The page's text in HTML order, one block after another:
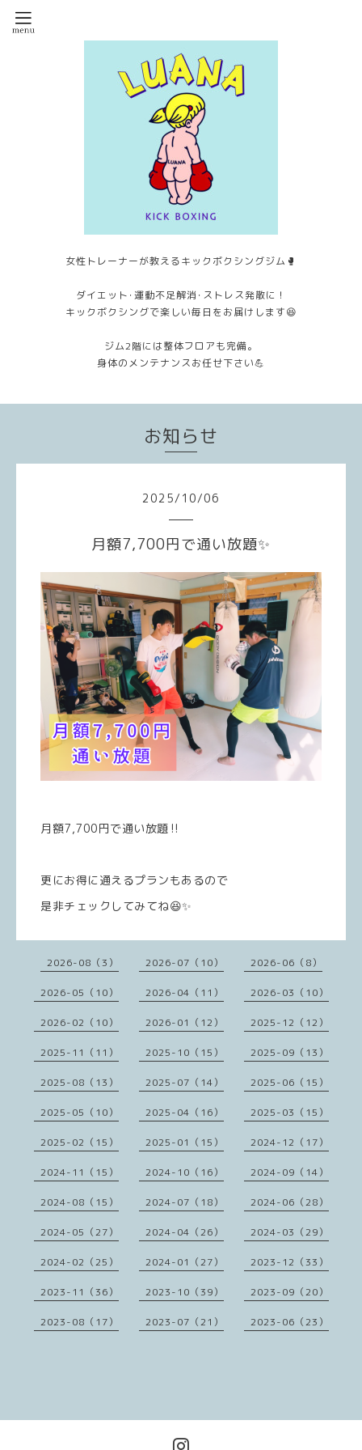
女性トレーナーが教えるキックボクシングジム🥊
ダイエット･運動不足解消･ストレス発散に！
キックボクシングで楽しい毎日をお届けします😆
ジム2階には整体フロアも完備。
身体のメンテナンスお任せ下さい💪
お知らせ
2025/ 10/06
月額7,700円で通い放題✨
月額7,700円で通い放題‼️
更にお得に通えるプランもあるので
是非チェックしてみてね😆✨
2026-08（3） 2026-07（10） 2026-06（8）
2026-05（10） 2026-04（11） 2026-03（10）
2026-02（10） 2026-01（12） 2025-12（12）
2025-11（11） 2025-10（15） 2025-09（13）
2025-08（13） 2025-07（14） 2025-06（15）
2025-05（10） 2025-04（16） 2025-03（15）
2025-02（15） 2025-01（15） 2024-12（17）
2024-11（15） 2024-10（16） 2024-09（14）
2024-08（15） 2024-07（18） 2024-06（28）
2024-05（27） 2024-04（26） 2024-03（29）
2024-02（25） 2024-01（27） 2023-12（33）
2023-11（36） 2023-10（39） 2023-09（20）
2023-08（17） 2023-07（21） 2023-06（23）